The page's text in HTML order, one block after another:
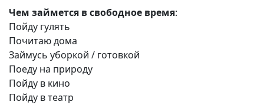
Чем займется в свободное время:
Пойду гулять
Почитаю дома
Займусь уборкой / готовкой
Поеду на природу
Пойду в кино
Пойду в театр